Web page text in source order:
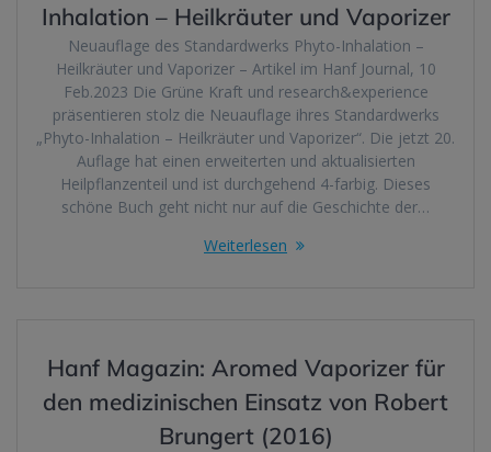
Inhalation – Heilkräuter und Vaporizer
Neuauflage des Standardwerks Phyto-Inhalation –
Heilkräuter und Vaporizer – Artikel im Hanf Journal, 10
Feb.2023 Die Grüne Kraft und research&experience
präsentieren stolz die Neuauflage ihres Standardwerks
„Phyto-Inhalation – Heilkräuter und Vaporizer“. Die jetzt 20.
Auflage hat einen erweiterten und aktualisierten
Heilpflanzenteil und ist durchgehend 4-farbig. Dieses
schöne Buch geht nicht nur auf die Geschichte der…
Weiterlesen
Hanf Magazin: Aromed Vaporizer für
den medizinischen Einsatz von Robert
Brungert (2016)